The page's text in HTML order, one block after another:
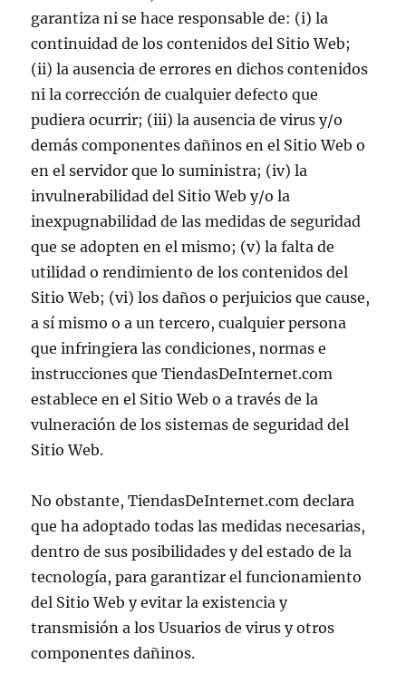
garantiza ni se hace responsable de: (i) la
continuidad de los contenidos del Sitio Web;
(ii) la ausencia de errores en dichos contenidos
ni la corrección de cualquier defecto que
pudiera ocurrir; (iii) la ausencia de virus y/o
demás componentes dañinos en el Sitio Web o
en el servidor que lo suministra; (iv) la
invulnerabilidad del Sitio Web y/o la
inexpugnabilidad de las medidas de seguridad
que se adopten en el mismo; (v) la falta de
utilidad o rendimiento de los contenidos del
Sitio Web; (vi) los daños o perjuicios que cause,
a sí mismo o a un tercero, cualquier persona
que infringiera las condiciones, normas e
instrucciones que TiendasDeInternet.com
establece en el Sitio Web o a través de la
vulneración de los sistemas de seguridad del
Sitio Web.
No obstante, TiendasDeInternet.com declara
que ha adoptado todas las medidas necesarias,
dentro de sus posibilidades y del estado de la
tecnología, para garantizar el funcionamiento
del Sitio Web y evitar la existencia y
transmisión a los Usuarios de virus y otros
componentes dañinos.